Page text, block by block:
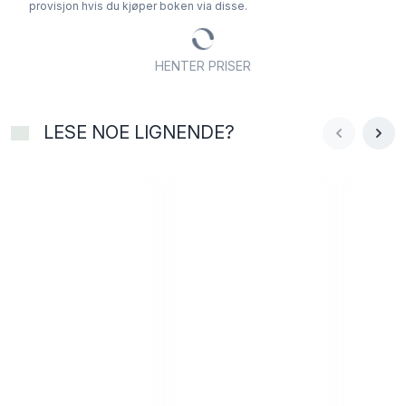
er så fenomenalt kompleks. Han skriver vilter
fiksjon, men er samtidig mentalitetshistoriker og
det munnlege registeret så breitt, som tek i bruk
provisjon hvis du kjøper boken via disse.
HENTER PRISER
LESE NOE LIGNENDE?